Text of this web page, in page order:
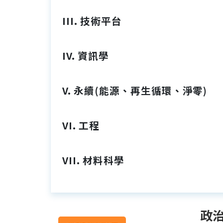
III. 技術平台
IV. 資訊學
V. 永續(能源、再生循環、淨零)
VI. 工程
VII. 材料科學
政